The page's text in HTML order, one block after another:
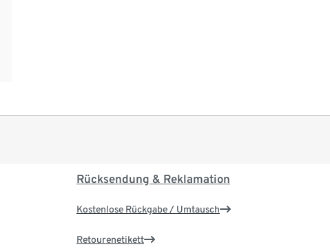
Rücksendung & Reklamation
Kostenlose Rückgabe / Umtausch
Retourenetikett